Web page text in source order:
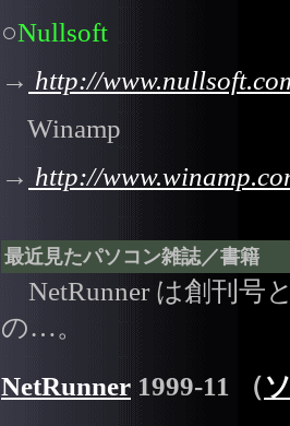
○Nullsoft
→ http://
Winamp
→ http://
最近見たパソコン雑誌／書籍
NetRunner は創刊号
の…。
NetRunner 1999-11 （